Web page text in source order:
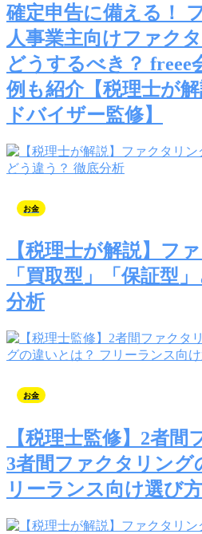
確定申告に備える！
人事業主向けファク
どうするべき？ freee
例も紹介【税理士が
ドバイザー監修】
お金
【税理士が解説】フ
「買取型」「保証型
分析
お金
【税理士監修】2者間
3者間ファクタリング
リーランス向け選び